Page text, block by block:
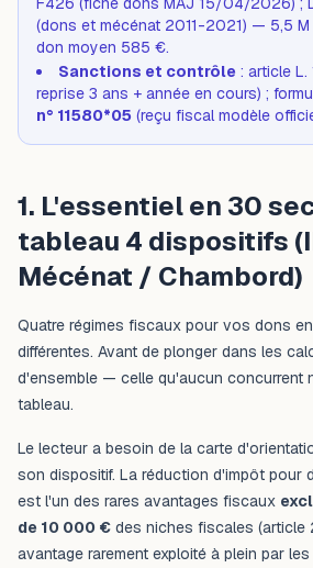
(dons et mécénat 2011-2021) — 5,5
don moyen 585 €.
Sanctions et contrôle : article L.
reprise 3 ans + année en cours) ;
n° 11580*05 (reçu fiscal modèle
1. L'essentiel en 30
tableau 4 dispositifs
Mécénat / Chambord)
Quatre régimes fiscaux pour vos dons
différentes. Avant de plonger dans les
d'ensemble — celle qu'aucun concurrent
tableau.
Le lecteur a besoin de la carte
son dispositif. La réduction d'impôt pour
est l'un des rares avantages fiscaux
de 10 000 € des niches fiscales
avantage rarement exploité à plein par